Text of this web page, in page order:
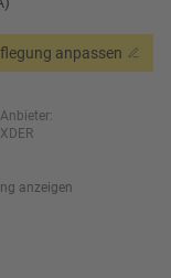
anpassen
Anbieter:
XDER
anzeigen